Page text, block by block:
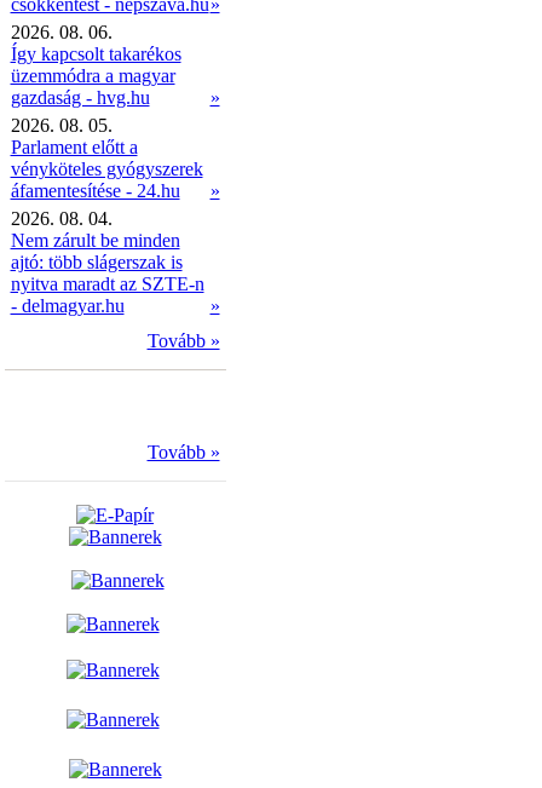
csökkentést - nepszava.hu»
2026. 08. 06.
Így kapcsolt takarékos
üzemmódra a magyar
gazdaság - hvg.hu
»
2026. 08. 05.
Parlament előtt a
vényköteles gyógyszerek
áfamentesítése - 24.hu
»
2026. 08. 04.
Nem zárult be minden
ajtó: több slágerszak is
nyitva maradt az SZTE-n
- delmagyar.hu
»
Tovább »
Tovább »